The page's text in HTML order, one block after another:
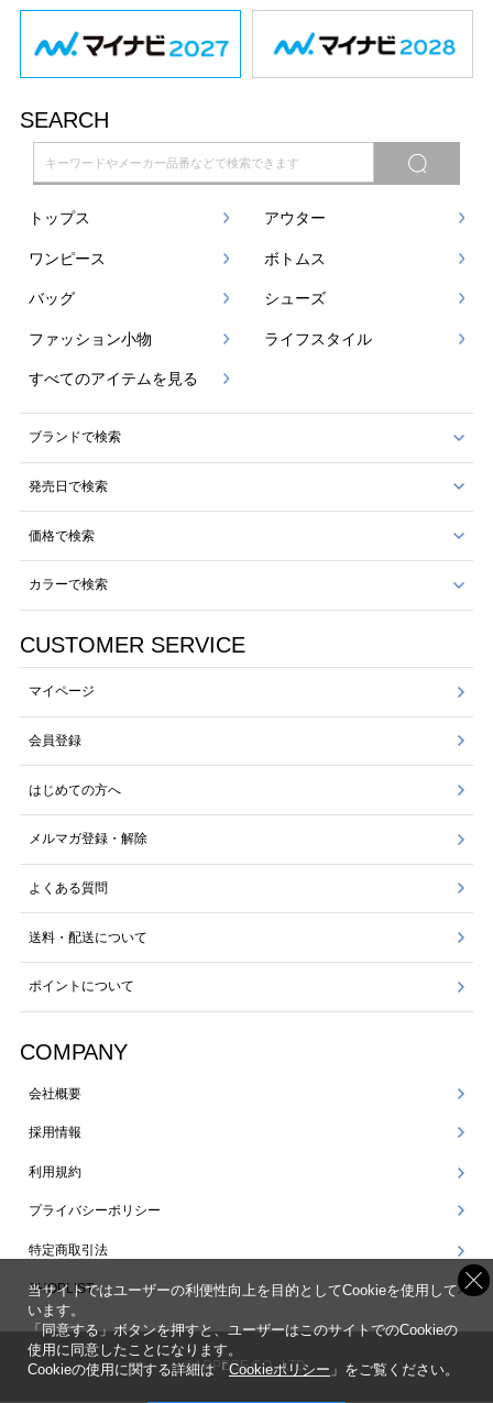
SEARCH
トップス アウター
ワンピース ボトムス
バッグ シューズ
ファッション小物 ライフスタイル
すべてのアイテムを見る
ブランドで検索
発売日で検索
価格で検索
カラーで検索
CUSTOMER SERVICE
マイページ
会員登録
はじめての方へ
メルマガ登録・解除
よくある質問
送料・配送について
ポイントについて
COMPANY
会社概要
採用情報
利用規約
プライバシーポリシー
特定商取引法
SHOPLIST
©ARPEGE CO., LTD.
当サイトではユーザーの利便性向上を目的としてCookieを使用して
います。
「同意する」ボタンを押すと、ユーザーはこのサイトでのCookieの
使用に同意したことになります。
Cookieの使用に関する詳細は「Cookieポリシー 」をご覧ください。